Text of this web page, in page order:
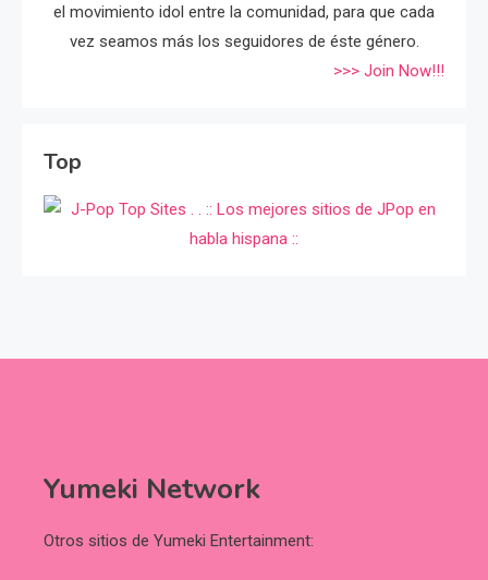
el movimiento idol entre la comunidad, para que cada
vez seamos más los seguidores de éste género.
>>> Join Now!!!
Top
Yumeki Network
Otros sitios de Yumeki Entertainment: